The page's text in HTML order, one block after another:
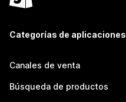
Categorías de aplicaciones
Canales de venta
Búsqueda de productos